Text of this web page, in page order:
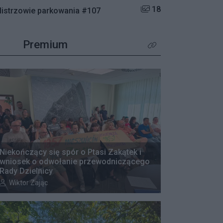
parkowania #107 Liczba zdjęć w galerii:
18
Premium Kliknij aby zobaczyć
Niekończący się spór o Ptasi Zakątek i
wniosek o odwołanie przewodniczącego
Rady Dzielnicy
artykułu:
Wiktor Zając